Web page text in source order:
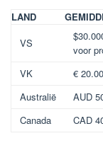
LAND
VS
voor
VK
€
Australië
AUD
Canada
CAD